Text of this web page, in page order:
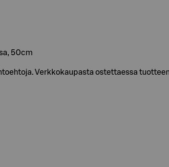
50cm
Verkkokaupasta ostettaessa